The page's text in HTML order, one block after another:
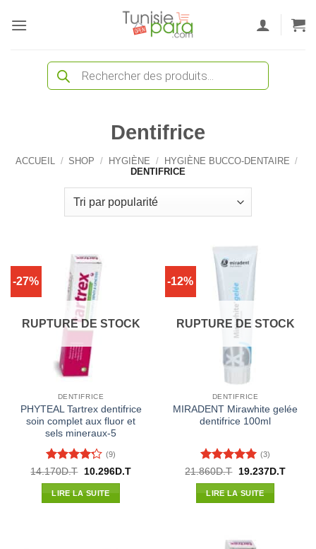
Recherche
produits
Dentifrice
ACCUEIL / SHOP / HYGIÈNE / HYGIÈNE BUCCO-DENTAIRE /
DENTIFRICE
-27%
RUPTURE DE STOCK
DENTIFRICE
PHYTEAL Tartrex dentifrice
soin complet aux fluor et
sels mineraux-5
Note4.22
sur 5
(9)
14.170D.T
Le
initial
était :
10.296D.TLe
LIRE LA SUITE
-12%
RUPTURE DE STOCK
DENTIFRICE
MIRADENT Mirawhite gelée
dentifrice 100ml
Note5 sur
5
(3)
21.860D.T
Le
initial
était :
19.237D.TLe
LIRE LA SUITE